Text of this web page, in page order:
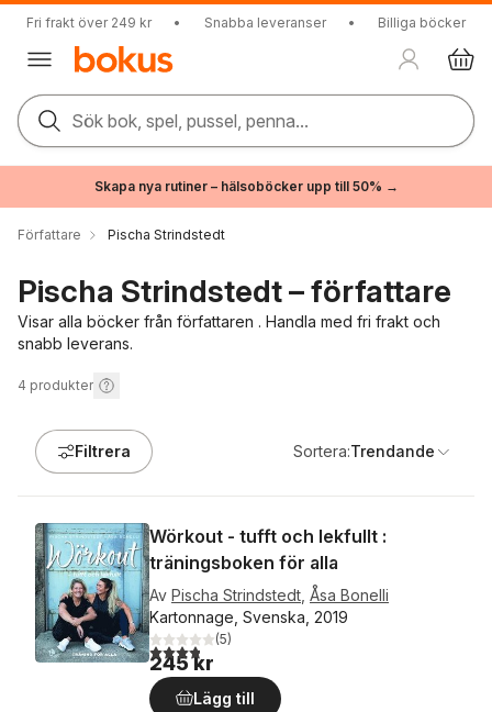
Fri frakt över 249 kr • Snabba leveranser • Billiga böcker
Sök bok, spel, pussel, penna...
Skapa nya rutiner – hälsoböcker upp till 50% →
Författare Pischa Strindstedt
Pischa Strindstedt – författare
Visar alla böcker från författaren . Handla med fri frakt och
snabb leverans.
4 produkter
Filtrera Sortera:Trendande
Wörkout - tufft och lekfullt :
träningsboken för alla
Av Pischa Strindstedt Åsa Bonelli
Kartonnage, Svenska, 2019
3,8utav 5 stjärnor. Totalt antal röster:
(5)
245 kr
Lägg till